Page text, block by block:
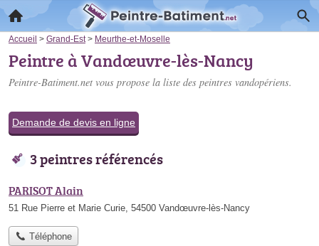
Accueil > Grand-Est > Meurthe-et-Moselle
Peintre à Vandœuvre-lès-Nancy
Peintre-Batiment.net vous propose la liste des peintres vandopériens.
Demande de devis en ligne
3 peintres référencés
PARISOT Alain
51 Rue Pierre et Marie Curie, 54500 Vandœuvre-lès-Nancy
Téléphone